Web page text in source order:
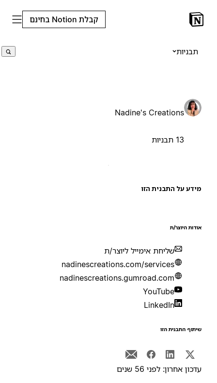
קבלת Notion בחינם
תבניות
Nadine's Creations
על התבנית הזו
היוצר/ת
שליחת אימייל ליוצר/ת
nadinescreations.com/services
nadinescreations.gumroad.com
YouTube
LinkedIn
התבנית הזו
אחרון: לפני 56 שנים